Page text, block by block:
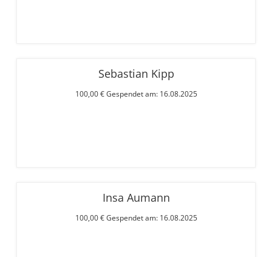
Sebastian Kipp
100,00 € Gespendet am: 16.08.2025
Insa Aumann
100,00 € Gespendet am: 16.08.2025